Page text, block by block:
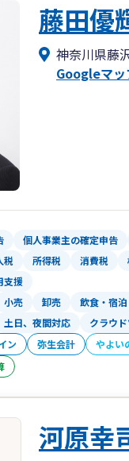
ペーパーレス
事業計画や予
藤田優
神奈川県藤
Googleマッ
個人事業主の確定申告
税 所得税 消費税
支援
小売 卸売 飲食・宿泊
土日、夜間対応 クラウ
ン 弥生会計 やよい
河原幸